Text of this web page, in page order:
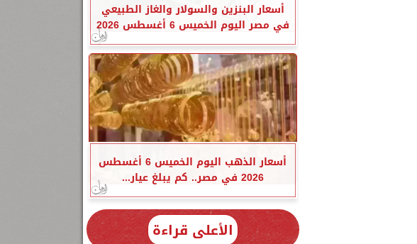
أسعار البنزين والسولار والغاز الطبيعي
في مصر اليوم الخميس 6 أغسطس 2026
أسعار الذهب اليوم الخميس 6 أغسطس
2026 في مصر.. كم يبلغ عيار...
الأعلى قراءة